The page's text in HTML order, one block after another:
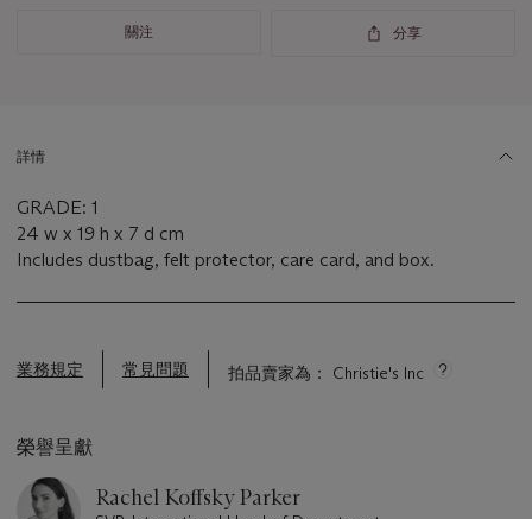
關注 分享
詳情
GRADE: 1
24 w x 19 h x 7 d cm
Includes dustbag, felt protector, care card, and box.
業務規定 常見問題 拍品賣家為： Christie's Inc
榮譽呈獻
Rachel Koffsky Parker